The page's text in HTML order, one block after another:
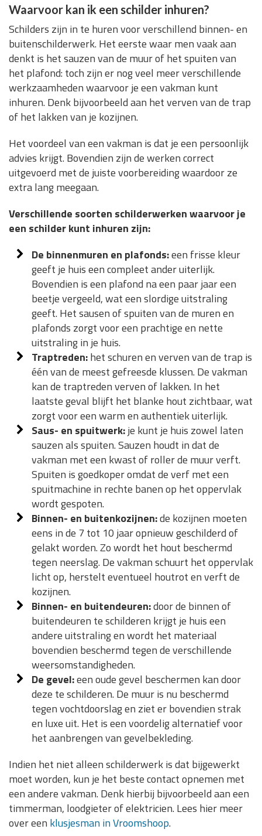
Waarvoor kan ik een schilder inhuren?
Schilders zijn in te huren voor verschillend binnen- en
buitenschilderwerk. Het eerste waar men vaak aan
denkt is het sauzen van de muur of het spuiten van
het plafond: toch zijn er nog veel meer verschillende
werkzaamheden waarvoor je een vakman kunt
inhuren. Denk bijvoorbeeld aan het verven van de trap
of het lakken van je kozijnen.
Het voordeel van een vakman is dat je een persoonlijk
advies krijgt. Bovendien zijn de werken correct
uitgevoerd met de juiste voorbereiding waardoor ze
extra lang meegaan.
Verschillende soorten schilderwerken waarvoor je
een schilder kunt inhuren zijn:
De binnenmuren en plafonds:een frisse kleur
geeft je huis een compleet ander uiterlijk.
Bovendien is een plafond na een paar jaar een
beetje vergeeld, wat een slordige uitstraling
geeft. Het sausen of spuiten van de muren en
plafonds zorgt voor een prachtige en nette
uitstraling in je huis.
Traptreden:het schuren en verven van de trap is
één van de meest gefreesde klussen. De vakman
kan de traptreden verven of lakken. In het
laatste geval blijft het blanke hout zichtbaar, wat
zorgt voor een warm en authentiek uiterlijk.
Saus- en spuitwerk:je kunt je huis zowel laten
sauzen als spuiten. Sauzen houdt in dat de
vakman met een kwast of roller de muur verft.
Spuiten is goedkoper omdat de verf met een
spuitmachine in rechte banen op het oppervlak
wordt gespoten.
Binnen- en buitenkozijnen:de kozijnen moeten
eens in de 7 tot 10 jaar opnieuw geschilderd of
gelakt worden. Zo wordt het hout beschermd
tegen neerslag. De vakman schuurt het oppervlak
licht op, herstelt eventueel houtrot en verft de
kozijnen.
Binnen- en buitendeuren:door de binnen of
buitendeuren te schilderen krijgt je huis een
andere uitstraling en wordt het materiaal
bovendien beschermd tegen de verschillende
weersomstandigheden.
De gevel:een oude gevel beschermen kan door
deze te schilderen. De muur is nu beschermd
tegen vochtdoorslag en ziet er bovendien strak
en luxe uit. Het is een voordelig alternatief voor
het aanbrengen van gevelbekleding.
Indien het niet alleen schilderwerk is dat bijgewerkt
moet worden, kun je het beste contact opnemen met
een andere vakman. Denk hierbij bijvoorbeeld aan een
timmerman, loodgieter of elektricien. Lees hier meer
over een klusjesman in Vroomshoop.